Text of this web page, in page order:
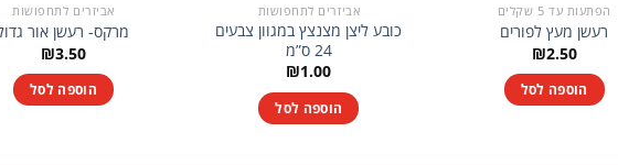
הפתעות עד 5 שקלים
רעשן מעץ לפורים
₪2.50
הוספה לסל
אביזרים לתחפושות
כובע ליצן מצנצץ במגוון צבעים
24 ס”מ
₪1.00
הוספה לסל
אביזרים לתחפושות
מרקס- רעשן אור
₪3.50
הוספה לסל